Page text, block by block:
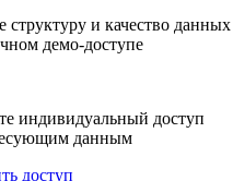
модули интеграции
демо-доступе